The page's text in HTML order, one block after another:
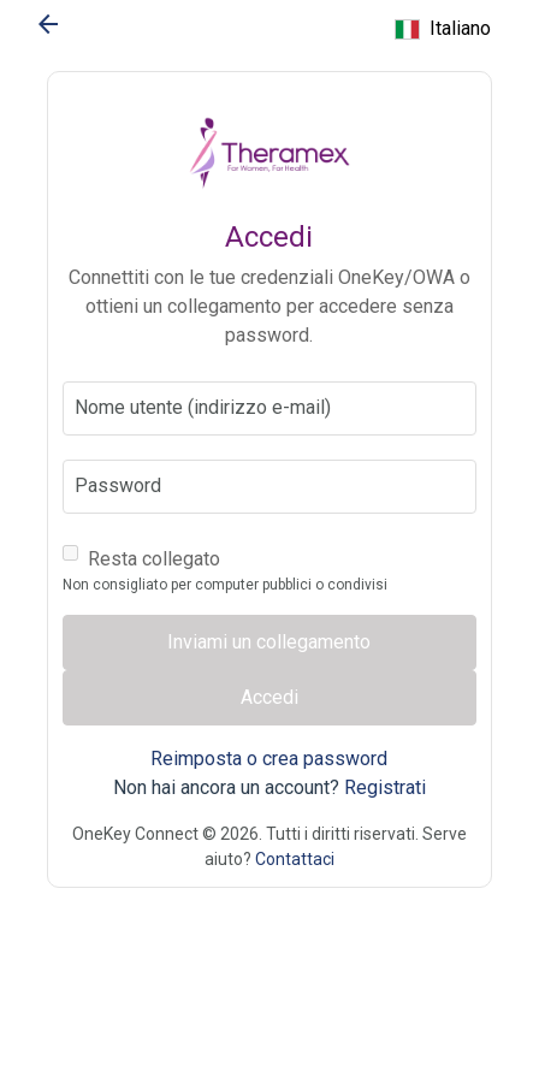
arrow_back Italiano
Accedi
Connettiti con le tue credenziali OneKey/OWA o
ottieni un collegamento per accedere senza
password.
Nome utente (indirizzo e-mail)
Password
Resta collegato
Non consigliato per computer pubblici o condivisi
Inviami un collegamento
Accedi
Reimposta o crea password
Non hai ancora un account? Registrati
OneKey Connect © 2026. Tutti i diritti riservati. Serve
aiuto? Contattaci